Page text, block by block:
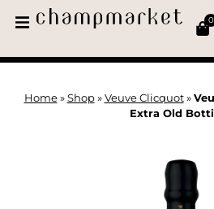
0
Home» Shop» Veuve Clicquot»
Extra Old